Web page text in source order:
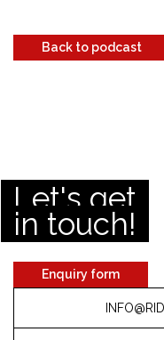
Back to podcast
Let's get
in touch!
Enquiry form